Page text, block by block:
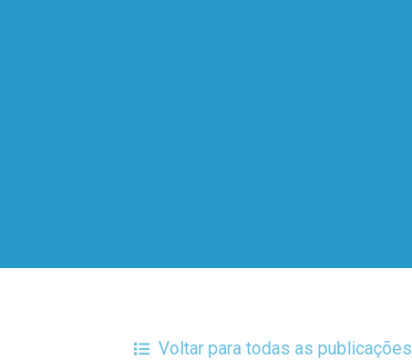
Voltar para todas as publicações